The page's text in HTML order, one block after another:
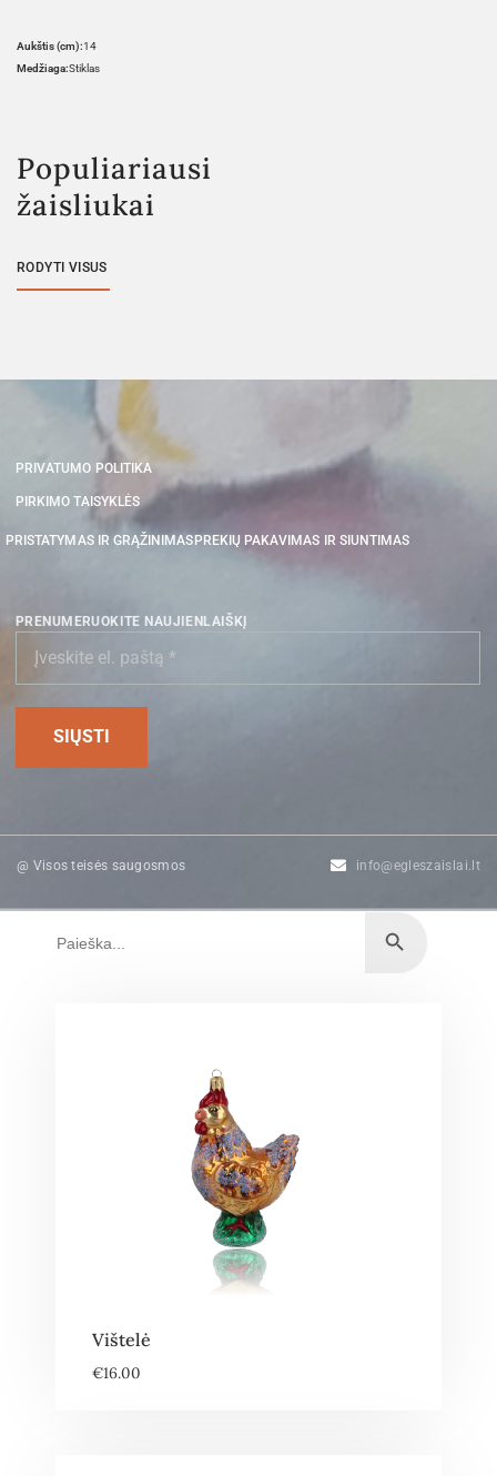
Aukštis (cm):14
Medžiaga:Stiklas
Populiariausi
žaisliukai
RODYTI VISUS
PRIVATUMO POLITIKA
PIRKIMO TAISYKLĖS
PRISTATYMAS IR GRĄŽINIMAS PREKIŲ PAKAVIMAS IR SIUNTIMAS
PRENUMERUOKITE NAUJIENLAIŠKĮ
@ Visos teisės saugosmos info@egleszaislai.lt
Vištelė
€16.00